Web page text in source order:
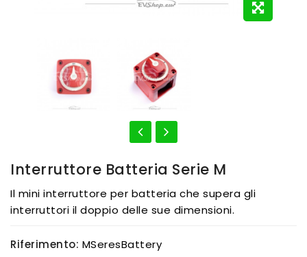
Interruttore Batteria Serie M
Il mini interruttore per batteria che supera gli
interruttori il doppio delle sue dimensioni.
Riferimento: MSeresBattery